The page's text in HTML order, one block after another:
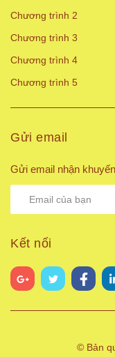
Chương trình 2
Chương trình 3
Chương trình 4
Chương trình 5
Gửi email
Gửi email nhận
Kết nối
© Bản